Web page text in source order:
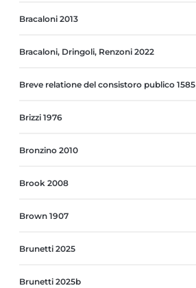
Bracaloni 2013
Bracaloni, Dringoli, Renzoni 2022
Breve relatione del consistoro publico 1585
Brizzi 1976
Bronzino 2010
Brook 2008
Brown 1907
Brunetti 2025
Brunetti 2025b